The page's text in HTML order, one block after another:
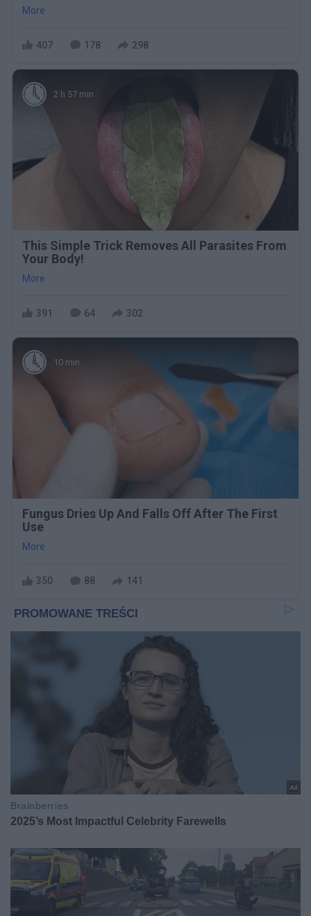
More
407 178 298
2 h 57 min
This Simple Trick Removes All Parasites From
Your Body!
More
391 64 302
10 min
Fungus Dries Up And Falls Off After The First
Use
More
350 88 141